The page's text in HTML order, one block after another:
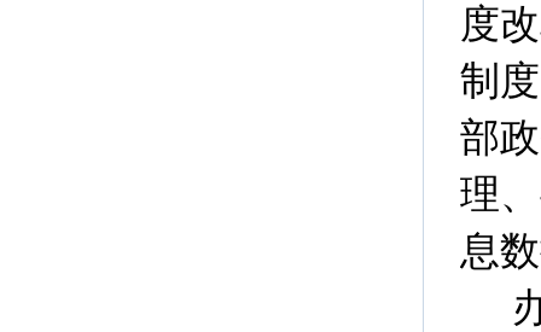
度
制
部
理
息